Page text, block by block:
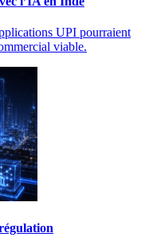
UPI pourraient
viable.